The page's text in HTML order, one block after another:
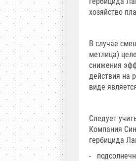
хозяйство
В случае
метлица)
снижения
действия на
виде
Следует
Компания
гербицида
-